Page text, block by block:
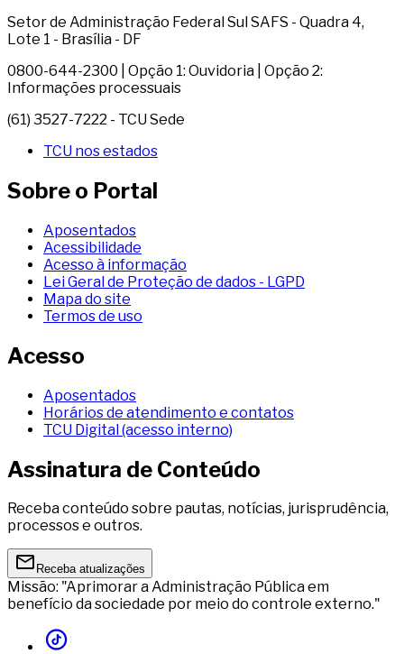
Setor de Administração Federal Sul SAFS - Quadra 4,
Lote 1 - Brasília - DF
0800-644-2300 | Opção 1: Ouvidoria | Opção 2:
Informações processuais
(61) 3527-7222 - TCU Sede
TCU nos estados
Sobre o Portal
Aposentados
Acessibilidade
Acesso à informação
Lei Geral de Proteção de dados - LGPD
Mapa do site
Termos de uso
Acesso
Aposentados
Horários de atendimento e contatos
TCU Digital (acesso interno)
Assinatura de Conteúdo
Receba conteúdo sobre pautas, notícias, jurisprudência,
processos e outros.
Receba atualizações
Missão: "Aprimorar a Administração Pública em
benefício da sociedade por meio do controle externo."